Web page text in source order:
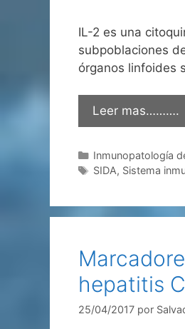
IL-2 es una
subpoblaciones
órganos linfoides
Leer mas……….
Categorías
Inmunopatología
Etiquetas
SIDA, Sistema
hepatitis C
25/04/2017 por